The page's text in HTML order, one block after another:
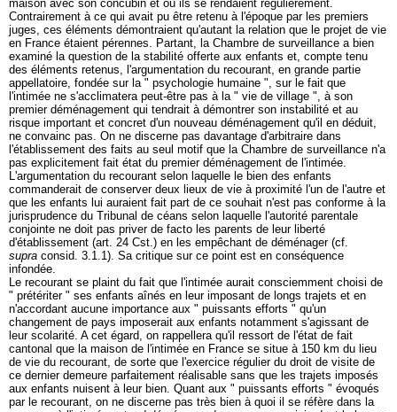
maison avec son concubin et où ils se rendaient régulièrement.
Contrairement à ce qui avait pu être retenu à l'époque par les premiers
juges, ces éléments démontraient qu'autant la relation que le projet de vie
en France étaient pérennes. Partant, la Chambre de surveillance a bien
examiné la question de la stabilité offerte aux enfants et, compte tenu
des éléments retenus, l'argumentation du recourant, en grande partie
appellatoire, fondée sur la " psychologie humaine ", sur le fait que
l'intimée ne s'acclimatera peut-être pas à la " vie de village ", à son
premier déménagement qui tendrait à démontrer son instabilité et au
risque important et concret d'un nouveau déménagement qu'il en déduit,
ne convainc pas. On ne discerne pas davantage d'arbitraire dans
l'établissement des faits au seul motif que la Chambre de surveillance n'a
pas explicitement fait état du premier déménagement de l'intimée.
L'argumentation du recourant selon laquelle le bien des enfants
commanderait de conserver deux lieux de vie à proximité l'un de l'autre et
que les enfants lui auraient fait part de ce souhait n'est pas conforme à la
jurisprudence du Tribunal de céans selon laquelle l'autorité parentale
conjointe ne doit pas priver de facto les parents de leur liberté
d'établissement (art. 24 Cst.) en les empêchant de déménager (cf.
supra consid. 3.1.1). Sa critique sur ce point est en conséquence
infondée.
Le recourant se plaint du fait que l'intimée aurait consciemment choisi de
" prétériter " ses enfants aînés en leur imposant de longs trajets et en
n'accordant aucune importance aux " puissants efforts " qu'un
changement de pays imposerait aux enfants notamment s'agissant de
leur scolarité. A cet égard, on rappellera qu'il ressort de l'état de fait
cantonal que la maison de l'intimée en France se situe à 150 km du lieu
de vie du recourant, de sorte que l'exercice régulier du droit de visite de
ce dernier demeure parfaitement réalisable sans que les trajets imposés
aux enfants nuisent à leur bien. Quant aux " puissants efforts " évoqués
par le recourant, on ne discerne pas très bien à quoi il se réfère dans la